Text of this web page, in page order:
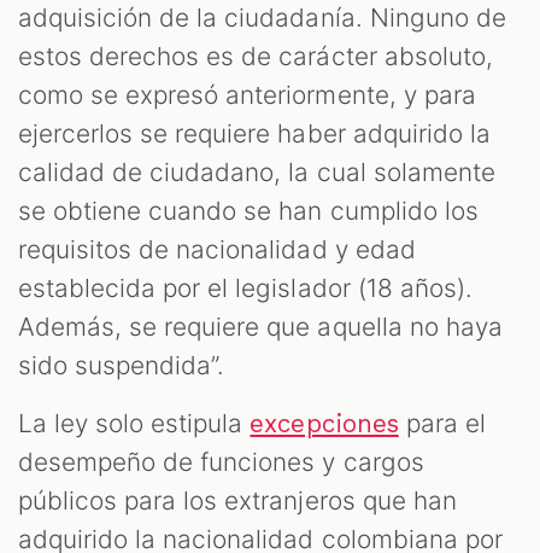
adquisición de la ciudadanía. Ninguno de
estos derechos es de carácter absoluto,
como se expresó anteriormente, y para
ejercerlos se requiere haber adquirido la
calidad de ciudadano, la cual solamente
se obtiene cuando se han cumplido los
requisitos de nacionalidad y edad
establecida por el legislador (18 años).
Además, se requiere que aquella no haya
sido suspendida”.
La ley solo estipula excepciones para el
desempeño de funciones y cargos
públicos para los extranjeros que han
adquirido la nacionalidad colombiana por